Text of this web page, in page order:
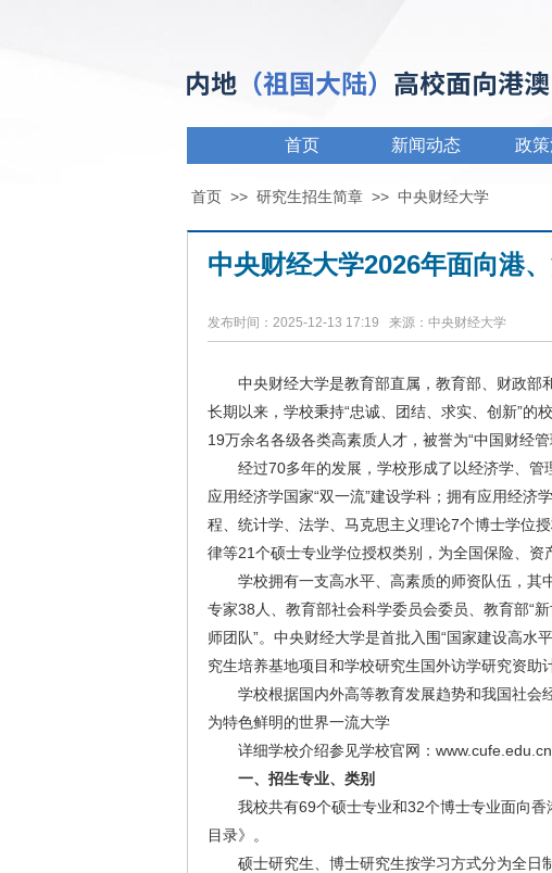
首页 新闻动态 政
首页 >> 研究生招生简章 >> 中央财经大学
中央财经大学2026年面向港
发布时间：2025-12-13 17:19 来源：中央财经大学
中央财经大学是教育部直属，教育部、财政部
长期以来，学校秉持“忠诚、团结、求实、创新”的
19万余名各级各类高素质人才，被誉为“中国财经管
经过70多年的发展，学校形成了以经济学、
应用经济学国家“双一流”建设学科；拥有应用经
程、统计学、法学、马克思主义理论7个博士学位
律等21个硕士专业学位授权类别，为全国保险、资
学校拥有一支高水平、高素质的师资队伍，其
专家38人、教育部社会科学委员会委员、教育部“
师团队”。中央财经大学是首批入围“国家建设高
究生培养基地项目和学校研究生国外访学研究资助
学校根据国内外高等教育发展趋势和我国社
为特色鲜明的世界一流大学
详细学校介绍参见学校官网： www.cufe.edu.cn
一、招生专业、类别
我校共有69个硕士专业和32个博士专业面向
目录》。
硕士研究生、博士研究生按学习方式分为全日